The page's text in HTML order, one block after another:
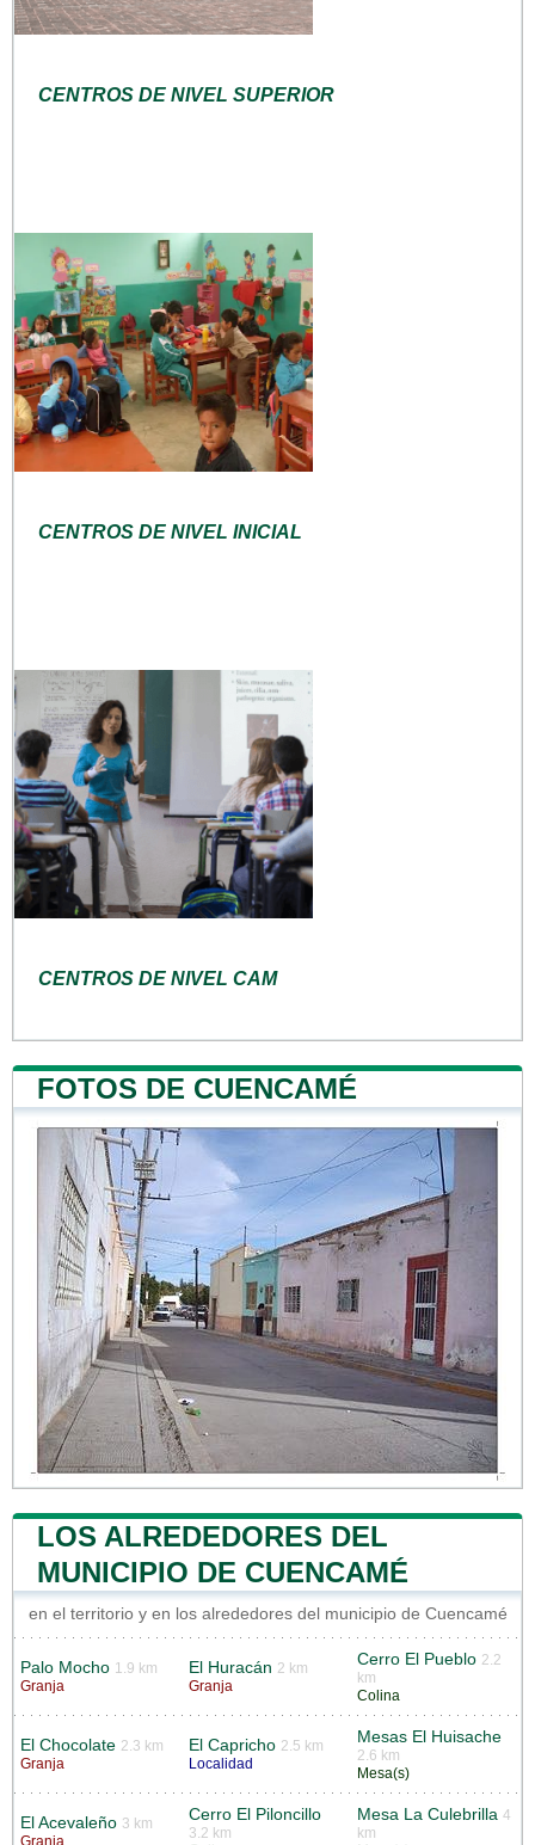
CENTROS DE NIVEL SUPERIOR
CENTROS DE NIVEL INICIAL
CENTROS DE NIVEL CAM
FOTOS DE CUENCAMÉ
LOS ALREDEDORES DEL
MUNICIPIO DE CUENCAMÉ
en el territorio y en los alrededores del municipio de Cuencamé
Palo Mocho 1.9 km
Granja
El Huracán 2 km
Granja
Cerro El Pueblo 2.2
km
Colina
El Chocolate 2.3 km
Granja
El Capricho 2.5 km
Localidad
Mesas El Huisache
2.6 km
Mesa(s)
El Acevaleño 3 km
Granja
Cerro El Piloncillo
3.2 km
Mesa La Culebrilla 4
km